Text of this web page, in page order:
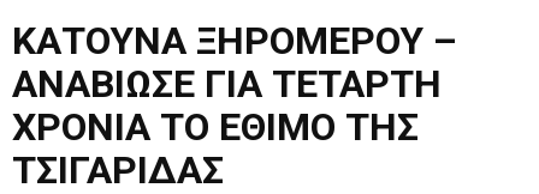
ΚΑΤΟΥΝΑ ΞΗΡΟΜΕΡΟΥ –
ΑΝΑΒΙΩΣΕ ΓΙΑ ΤΕΤΑΡΤΗ
ΧΡΟΝΙΑ ΤΟ ΕΘΙΜΟ ΤΗΣ
ΤΣΙΓΑΡΙΔΑΣ